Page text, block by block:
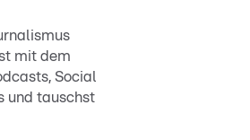
mit dem
Social
und tauschst